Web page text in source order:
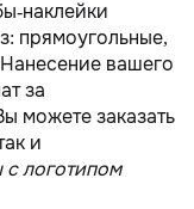
наклейки
прямоугольные,
вашего
за
можете заказать
и
логотипом